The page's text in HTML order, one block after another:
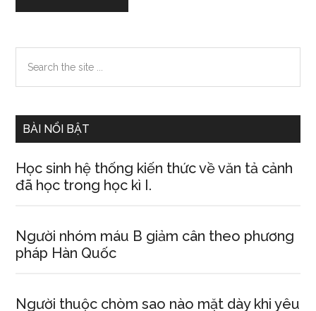
Primary
Sidebar
the
BÀI NỔI BẬT
Học sinh hệ thống kiến thức về văn tả cảnh
đã học trong học kì I.
Người nhóm máu B giảm cân theo phương
pháp Hàn Quốc
Người thuộc chòm sao nào mặt dày khi yêu